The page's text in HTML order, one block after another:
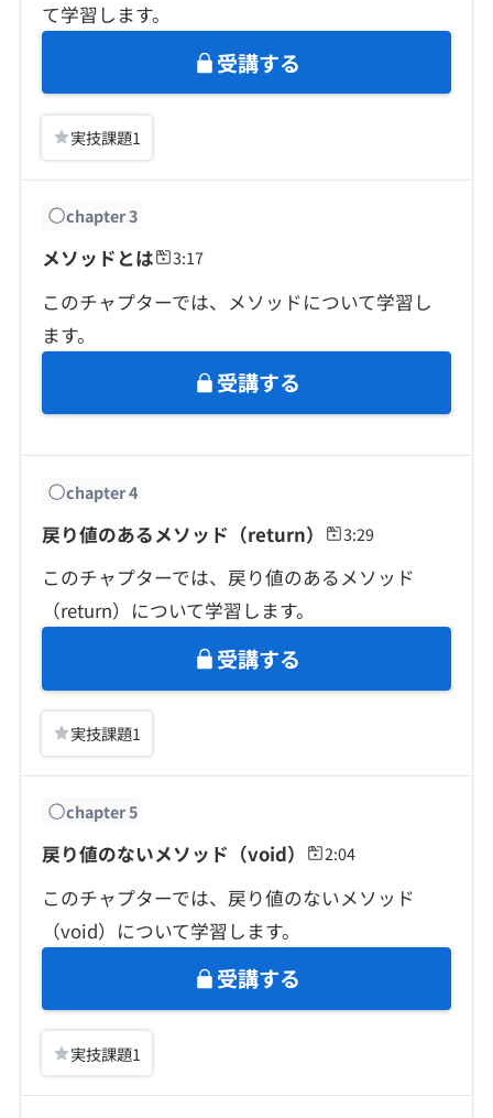
て学習します。
受講する
実技課題1
chapter3
メソッドとは 3:17
このチャプターでは、メソッドについて学習し
ます。
受講する
chapter4
戻り値のあるメソッド（return） 3:29
このチャプターでは、戻り値のあるメソッド
（return）について学習します。
受講する
実技課題1
chapter5
戻り値のないメソッド（void） 2:04
このチャプターでは、戻り値のないメソッド
（void）について学習します。
受講する
実技課題1